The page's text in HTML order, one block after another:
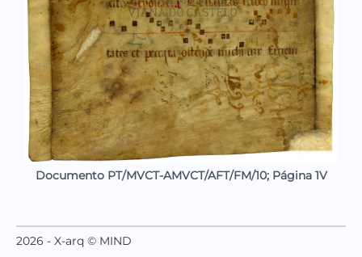
Documento PT/MVCT-AMVCT/AFT/FM/10; Página 1V
2026 - X-arq © MIND